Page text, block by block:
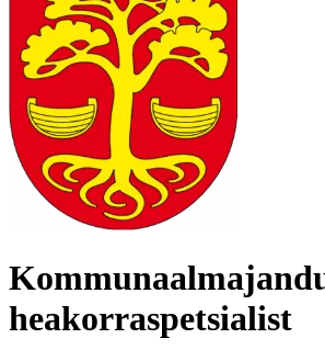
heakorraspetsialist